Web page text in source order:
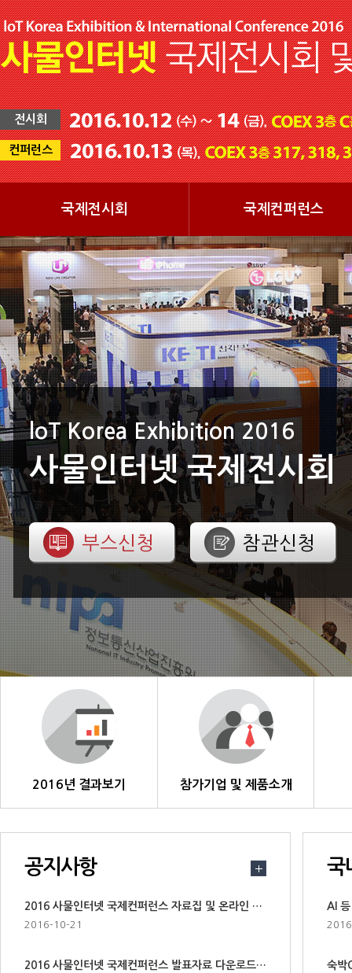
전시회
컨퍼런스
국제전시회 국제컨퍼런스
IoT Business Matching Day
IoT 비즈니스 매칭 데이
참가신청
2016년 결과보기 참가기업 및 제품소개
공지사항
2016 사물인터넷 국제컨퍼런스 자료집 및 온라인 다운로드 계정 구매 안내
2016-10-21
2016 사물인터넷 국제컨퍼런스 발표자료 다운로드 안내
국
숙박